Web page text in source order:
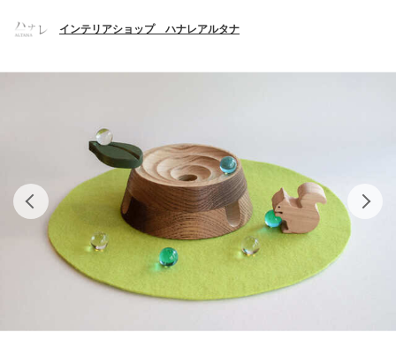
インテリアショップ ハナレアルタナ